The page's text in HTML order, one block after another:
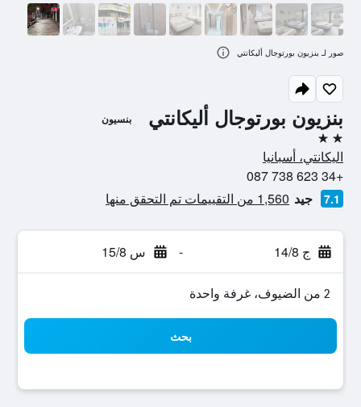
بنزيون بورتوجال أليكانتي بنسيون
2 نجمتين
اليكانتي، أسبانيا
+34 623 738 087
7.1 جيد 1,560 من التقييمات تم التحقق منها
ج 14/8 - س 15/8
2 من الضيوف، غرفة واحدة
بحث
صور لـ بنزيون بورتوجال أليكانتي